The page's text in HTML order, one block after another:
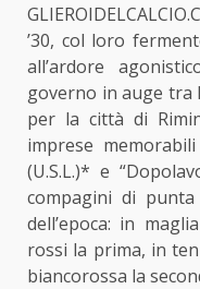
’30, col loro
all’ardore
governo in auge tra
per la città di
imprese
(U.S.L.)* e
compagini di punta
dell’epoca: in
rossi la prima, in
biancorossa la